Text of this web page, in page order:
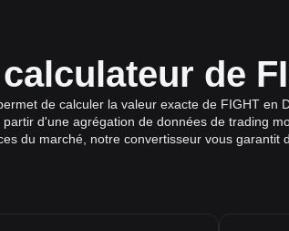
de
de calculer la valeur exacte de FIGHT
d'une agrégation de données de trading
du marché, notre convertisseur vous garantit